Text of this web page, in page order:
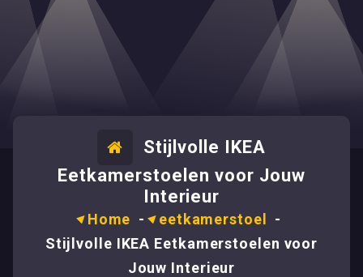
Stijlvolle IKEA
Eetkamerstoelen voor Jouw
Interieur
Home - eetkamerstoel -
Stijlvolle IKEA Eetkamerstoelen voor
Jouw Interieur